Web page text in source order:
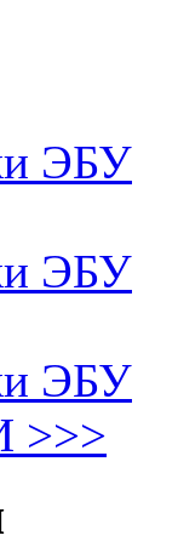
ЭБУ
ЭБУ
ЭБУ